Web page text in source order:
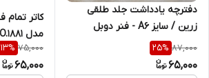
دفترچه یادداشت جلد طلقی
زرین / سایز A6 - فنر دوبل
87,000
25%
65,000
مدل NO.1881
75,000
13%
65,000